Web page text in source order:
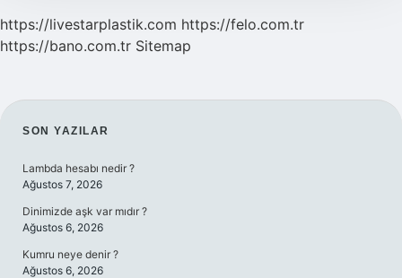
https://livestarplastik.com https://felo.com.tr
https://bano.com.tr Sitemap
SIDEBAR
SON YAZILAR
Lambda hesabı nedir ?
Ağustos 7, 2026
Dinimizde aşk var mıdır ?
Ağustos 6, 2026
Kumru neye denir ?
Ağustos 6, 2026